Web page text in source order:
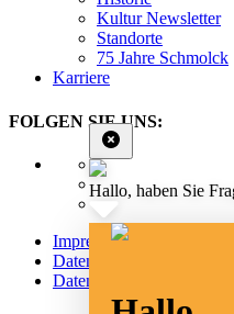
Kultur Newsletter
Standorte
75 Jahre Schmolck
Karriere
FOLGEN SIE UNS:
Impressum
Datenschutz
Datenschutz Social Media
Hallo, haben Sie